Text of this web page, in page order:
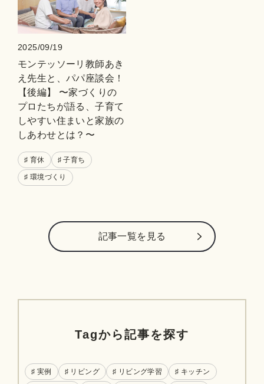
2025/09/19
モンテッソーリ教師あき
え先生と、パパ座談会！
【後編】 〜家づくりの
プロたちが語る、子育て
しやすい住まいと家族の
しあわせとは？〜
♯ 育休 ♯ 子育ち
♯ 環境づくり
記事⼀覧を⾒る
Tagから記事を探す
♯ 実例 ♯ リビング ♯ リビング学習 ♯ キッチン